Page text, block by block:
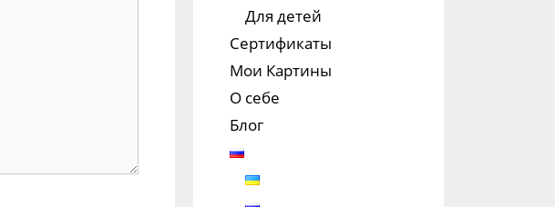
Для детей
Сертификаты
Мои Картины
О себе
Блог